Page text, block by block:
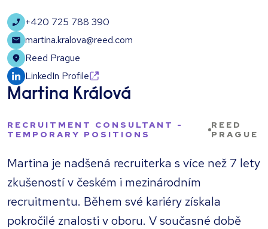
+420 725 788 390
martina.kralova@reed.com
Reed Prague
LinkedIn Profile
Martina Králová
RECRUITMENT CONSULTANT -
TEMPORARY POSITIONS
REED
PRAGUE
Martina je nadšená recruiterka s více než 7 lety
zkušeností v českém i mezinárodním
recruitmentu. Během své kariéry získala
pokročilé znalosti v oboru. V současné době